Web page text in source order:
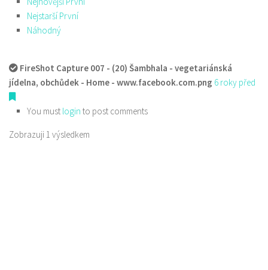
Nejstarší První
Náhodný
FireShot Capture 007 - (20) Šambhala - vegetariánská
jídelna, obchůdek - Home - www.facebook.com.png 6 roky před
You must login to post comments
Zobrazuji 1 výsledkem